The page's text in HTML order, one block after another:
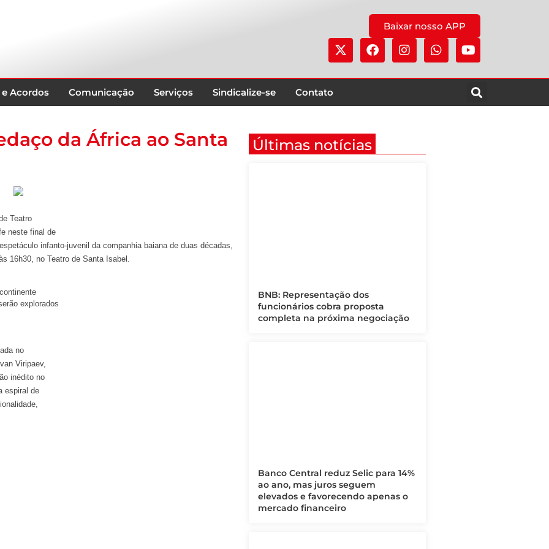
Baixar nosso APP
Acordos Comunicação Serviços Sindicalize-se Contato
da África ao Santa
Teatro
neste final de
infanto-juvenil da companhia baiana de duas décadas,
16h30, no Teatro de Santa Isabel.
explorados
no
Viripaev,
inédito no
espiral de
Últimas notícias
BNB: Representação dos
funcionários cobra proposta
completa na próxima negociação
Banco Central reduz Selic para 14%
ao ano, mas juros seguem
elevados e favorecendo apenas o
mercado financeiro